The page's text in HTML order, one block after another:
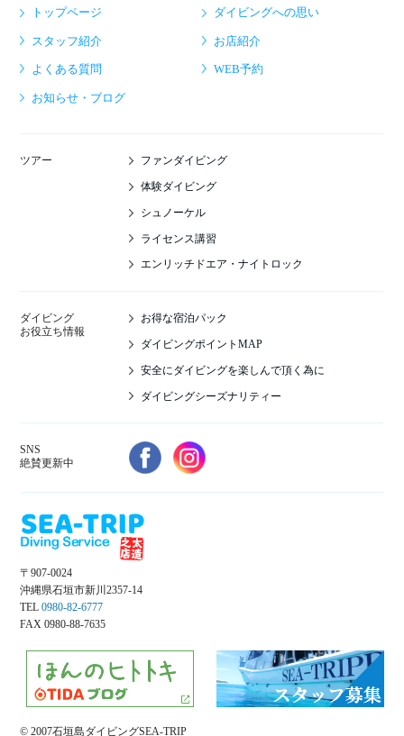
トップページ ダイビングへの思い
スタッフ紹介 お店紹介
よくある質問 WEB予約
お知らせ・ブログ
ツアー ファンダイビング
体験ダイビング
シュノーケル
ライセンス講習
エンリッチドエア・ナイトロック
ダイビング
お役立ち情報
お得な宿泊パック
ダイビングポイントMAP
安全にダイビングを楽しんで頂く為に
ダイビングシーズナリティー
SNS
絶賛更新中
〒907-0024
沖縄県石垣市新川2357-14
TEL 0980-82-6777
FAX 0980-88-7635
© 2007石垣島ダイビングSEA-TRIP